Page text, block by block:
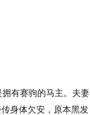
有赛驹的马主。夫妻
身体欠安，原本黑发